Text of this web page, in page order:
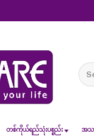
for:
တစ်ကိုယ်ရည်သုံးပစ္စည်း အသ